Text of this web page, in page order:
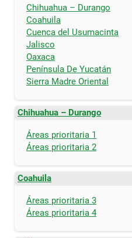
Chihuahua – Durango
Coahuila
Cuenca del Usumacinta
Jalisco
Oaxaca
Península De Yucatán
Sierra Madre Oriental
Chihuahua – Durango
Áreas prioritaria 1
Áreas prioritaria 2
Coahuila
Áreas prioritaria 3
Áreas prioritaria 4